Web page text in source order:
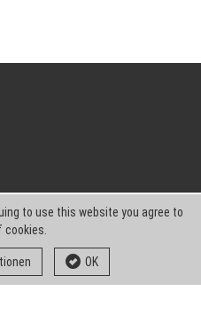
to use this website you agree to
OK